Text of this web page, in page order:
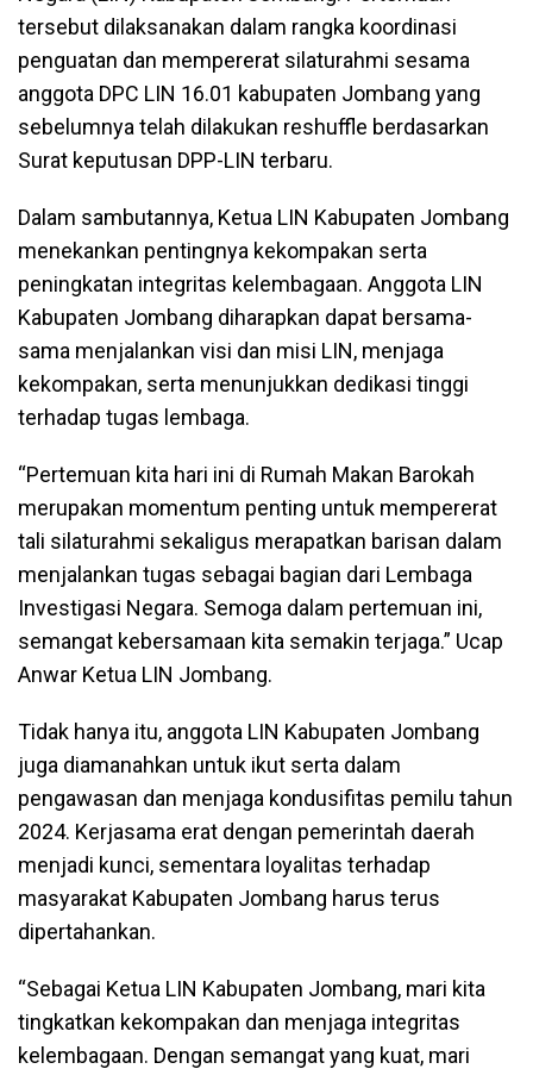
tersebut dilaksanakan dalam rangka koordinasi
penguatan dan mempererat silaturahmi sesama
anggota DPC LIN 16.01 kabupaten Jombang yang
sebelumnya telah dilakukan reshuffle berdasarkan
Surat keputusan DPP-LIN terbaru.
Dalam sambutannya, Ketua LIN Kabupaten Jombang
menekankan pentingnya kekompakan serta
peningkatan integritas kelembagaan. Anggota LIN
Kabupaten Jombang diharapkan dapat bersama-
sama menjalankan visi dan misi LIN, menjaga
kekompakan, serta menunjukkan dedikasi tinggi
terhadap tugas lembaga.
“Pertemuan kita hari ini di Rumah Makan Barokah
merupakan momentum penting untuk mempererat
tali silaturahmi sekaligus merapatkan barisan dalam
menjalankan tugas sebagai bagian dari Lembaga
Investigasi Negara. Semoga dalam pertemuan ini,
semangat kebersamaan kita semakin terjaga.” Ucap
Anwar Ketua LIN Jombang.
Tidak hanya itu, anggota LIN Kabupaten Jombang
juga diamanahkan untuk ikut serta dalam
pengawasan dan menjaga kondusifitas pemilu tahun
2024. Kerjasama erat dengan pemerintah daerah
menjadi kunci, sementara loyalitas terhadap
masyarakat Kabupaten Jombang harus terus
dipertahankan.
“Sebagai Ketua LIN Kabupaten Jombang, mari kita
tingkatkan kekompakan dan menjaga integritas
kelembagaan. Dengan semangat yang kuat, mari